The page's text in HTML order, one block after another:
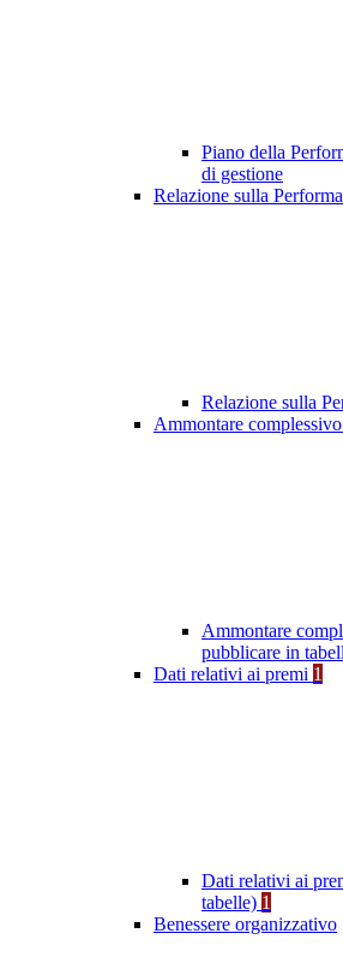
Piano della
di gestione
Relazione sulla
Relazione sulla
Ammontare
Ammontare
pubblicare in
Dati relativi ai premi 1
Dati relativi ai
tabelle) 1
Benessere organizzativo